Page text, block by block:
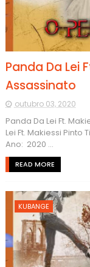
Panda Da Lei
Assassinato
outubro 03, 2020
Panda Da Lei Ft.
Lei Ft. Makiessi
Ano: 2020 ...
READ MORE
KUBANGE